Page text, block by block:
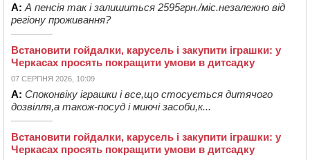
А: А пенсія так і залишиться 2595грн./міс.незалежно від
регіону проживання?
Встановити гойдалки, карусель і закупити іграшки: у
Черкасах просять покращити умови в дитсадку
07 СЕРПНЯ 2026, 10:09
А: Споконвіку іграшки і все,що стосується дитячого
дозвілля,а також-посуд і миючі засоби,к...
Встановити гойдалки, карусель і закупити іграшки: у
Черкасах просять покращити умови в дитсадку